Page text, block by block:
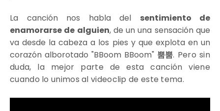
La canción nos habla del sentimiento de
enamorarse de alguien, de un una sensación que
va desde la cabeza a los pies y que explota en un
corazón alborotado "BBoom BBoom" 뿜뿜. Pero sin
duda, la mejor parte de esta canción viene
cuando lo unimos al videoclip de este tema.